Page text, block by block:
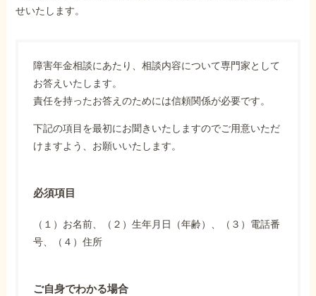
せいたします。
障害年金相談にあたり、相談内容について専門家として
お答えいたします。
責任を持ったお答えのためには信頼関係が必要です。
下記の項目を最初にお聞きいたしますのでご用意いただ
けますよう、お願いいたします。
必須項目
（１）お名前、（２）生年月日（年齢）、（３）電話番
号、（４）住所
ご自身でわかる場合